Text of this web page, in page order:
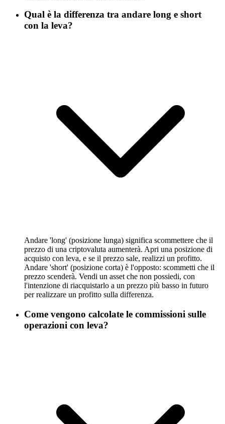
Qual è la differenza tra andare long e short
con la leva?
Andare 'long' (posizione lunga) significa scommettere che il
prezzo di una criptovaluta aumenterà. Apri una posizione di
acquisto con leva, e se il prezzo sale, realizzi un profitto.
Andare 'short' (posizione corta) è l'opposto: scommetti che il
prezzo scenderà. Vendi un asset che non possiedi, con
l'intenzione di riacquistarlo a un prezzo più basso in futuro
per realizzare un profitto sulla differenza.
Come vengono calcolate le commissioni sulle
operazioni con leva?